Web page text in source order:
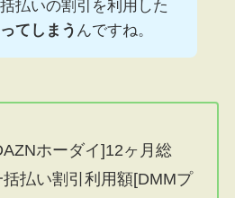
払いの割引を利用した
てしまう んですね。
ホーダイ]12ヶ月総
払い割引利用額[DMMプ